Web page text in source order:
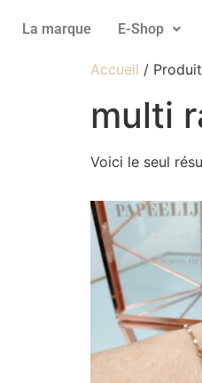
La marque E-Shop
Accueil /
multi
Voici le seul